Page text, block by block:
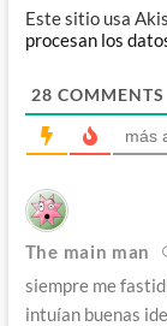
Este sitio usa
procesan los
28 COMMENTS
más
The main man
siempre me
intuían buenas